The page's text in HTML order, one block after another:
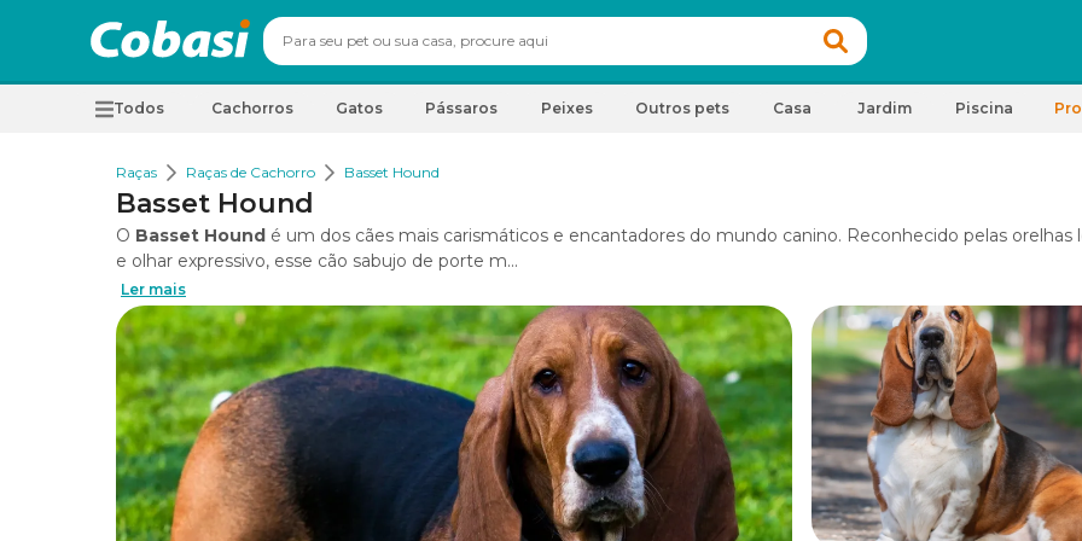
Todos Cachorros Gatos Pássaros Peixes Outros pets Casa Jardim Piscina
Raças Raças de Cachorro Basset Hound
Basset Hound
O Basset Hound é um dos cães mais carismáticos e encantadores do mundo canino. Reconhecido pelas orelhas
e olhar expressivo, esse cão sabujo de porte m...
Ler mais